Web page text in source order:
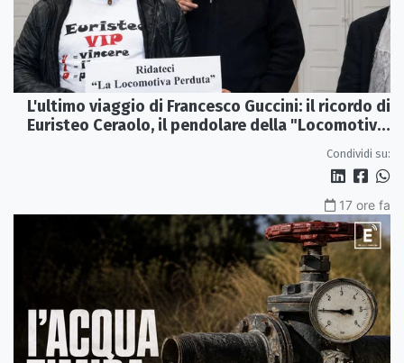
L'ultimo viaggio di Francesco Guccini: il ricordo di
Euristeo Ceraolo, il pendolare della "Locomotiva
Condividi su:
17 ore fa